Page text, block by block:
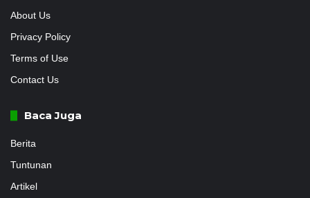
About Us
Privacy Policy
Terms of Use
Contact Us
Baca Juga
Berita
Tuntunan
Artikel